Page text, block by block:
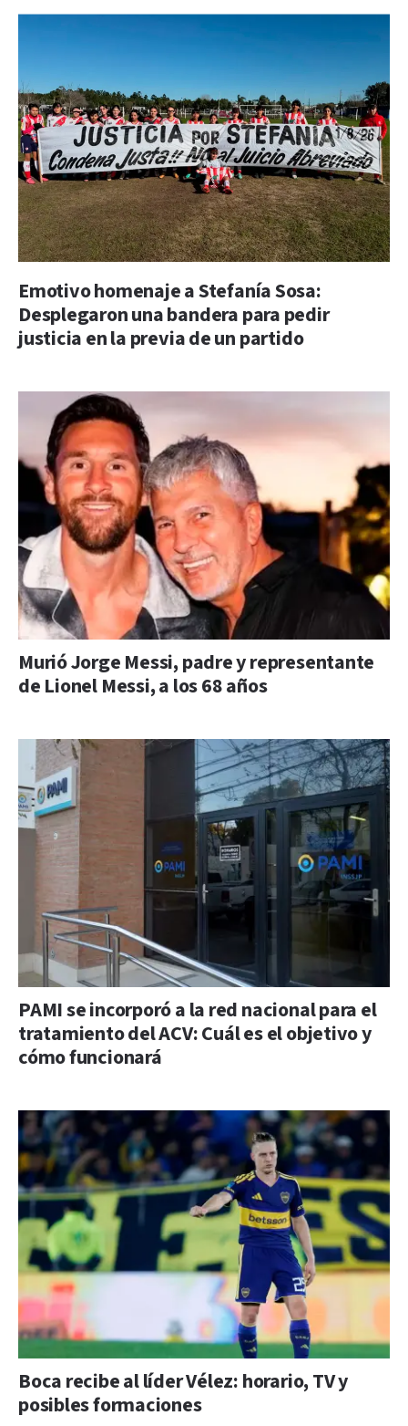
Emotivo homenaje a Stefanía Sosa:
Desplegaron una bandera para pedir
justicia en la previa de un partido
Murió Jorge Messi, padre y representante
de Lionel Messi, a los 68 años
PAMI se incorporó a la red nacional para el
tratamiento del ACV: Cuál es el objetivo y
cómo funcionará
Boca recibe al líder Vélez: horario, TV y
posibles formaciones